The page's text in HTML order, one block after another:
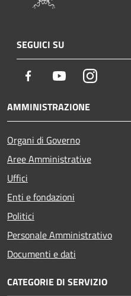
SEGUICI SU
Facebook YoutubeInstagram
AMMINISTRAZIONE
Organi di Governo
Aree Amministrative
Uffici
Enti e fondazioni
Politici
Personale Amministrativo
Documenti e dati
CATEGORIE DI SERVIZIO